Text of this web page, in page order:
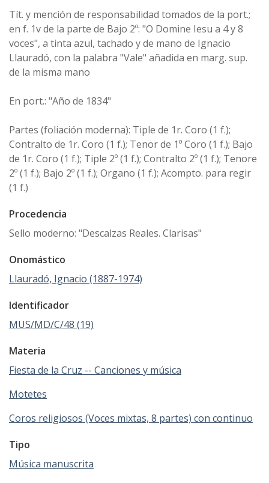
Tít. y mención de responsabilidad tomados de la port.;
en f. 1v de la parte de Bajo 2º: "O Domine Iesu a 4 y 8
voces", a tinta azul, tachado y de mano de Ignacio
Llauradó, con la palabra "Vale" añadida en marg. sup.
de la misma mano
En port.: "Año de 1834"
Partes (foliación moderna): Tiple de 1r. Coro (1 f.);
Contralto de 1r. Coro (1 f.); Tenor de 1º Coro (1 f.); Bajo
de 1r. Coro (1 f.); Tiple 2º (1 f.); Contralto 2º (1 f.); Tenore
2º (1 f.); Bajo 2º (1 f.); Organo (1 f.); Acompto. para regir
(1 f.)
Procedencia
Sello moderno: "Descalzas Reales. Clarisas"
Onomástico
Llauradó, Ignacio (1887-1974)
Identificador
MUS/MD/C/48 (19)
Materia
Fiesta de la Cruz -- Canciones y música
Motetes
Coros religiosos (Voces mixtas, 8 partes) con continuo
Tipo
Música manuscrita